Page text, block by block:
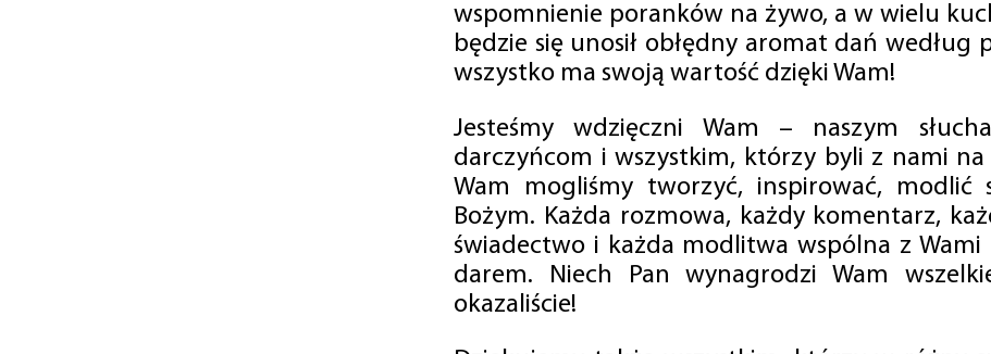
wspomnienie poranków na żywo, a w wielu
będzie się unosił obłędny aromat dań według
wszystko ma swoją wartość dzięki Wam!
Jesteśmy wdzięczni Wam – naszym
darczyńcom i wszystkim, którzy byli z nami na
Wam mogliśmy tworzyć, inspirować, modlić
Bożym. Każda rozmowa, każdy komentarz,
świadectwo i każda modlitwa wspólna z Wami
darem. Niech Pan wynagrodzi Wam
okazaliście!